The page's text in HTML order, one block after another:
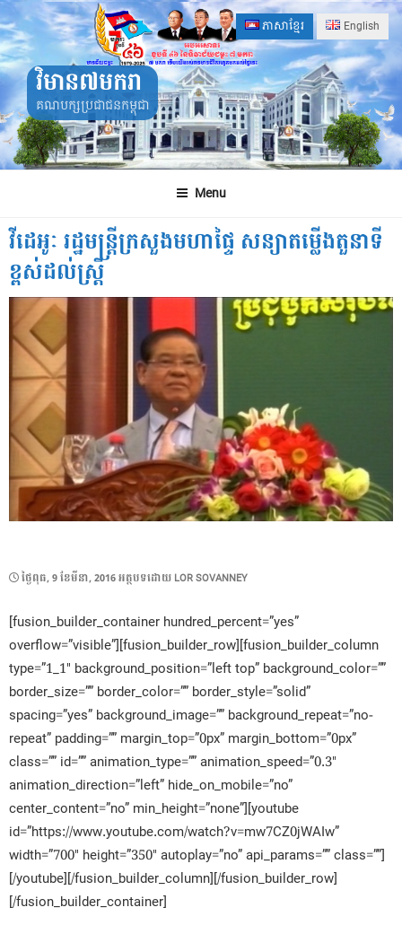
Skip
to
content
ភាសាខ្មែរ English
វិមាន៧មករា
គណបក្សប្រជាជនកម្ពុជា
Menu
វីដេអូៈ រដ្ឋមន្រ្តីក្រសួងមហាផ្ទៃ សន្យាតម្លើងតួនាទី
ខ្ពស់ដល់ស្ត្រី
POSTED
ថ្ងៃ​ពុធ, 9 ខែ​មីនា, 2016អត្ថបទដោយ LOR SOVANNEY
[fusion_builder_container hundred_percent=”yes”
overflow=”visible”][fusion_builder_row][fusion_builder_column
type=”1_1″ background_position=”left top” background_color=””
border_size=”” border_color=”” border_style=”solid”
spacing=”yes” background_image=”” background_repeat=”no-
repeat” padding=”” margin_top=”0px” margin_bottom=”0px”
class=”” id=”” animation_type=”” animation_speed=”0.3″
animation_direction=”left” hide_on_mobile=”no”
center_content=”no” min_height=”none”][youtube
id=”https://www.youtube.com/watch?v=mw7CZ0jWAIw”
width=”700″ height=”350″ autoplay=”no” api_params=”” class=””]
[/youtube][/fusion_builder_column][/fusion_builder_row]
[/fusion_builder_container]